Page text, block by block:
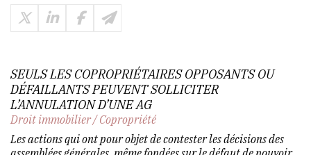
SEULS LES COPROPRIÉTAIRES OPPOSANTS OU
DÉFAILLANTS PEUVENT SOLLICITER
L’ANNULATION D’UNE AG
Droit immobilier/Copropriété
Les actions qui ont pour objet de contester les décisions des